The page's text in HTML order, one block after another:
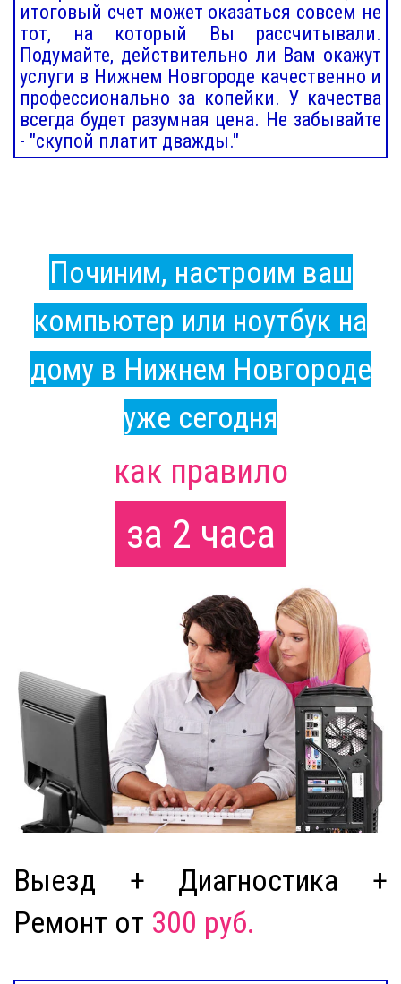
итоговый счет может оказаться совсем не
тот, на который Вы рассчитывали.
Подумайте, действительно ли Вам окажут
услуги в Нижнем Новгороде качественно и
профессионально за копейки. У качества
всегда будет разумная цена. Не забывайте
- "скупой платит дважды."
Починим, настроим ваш
компьютер или ноутбук на
дому в Нижнем Новгороде
уже сегодня
как правило
за 2 часа
Выезд + Диагностика +
Ремонт от 300 руб.